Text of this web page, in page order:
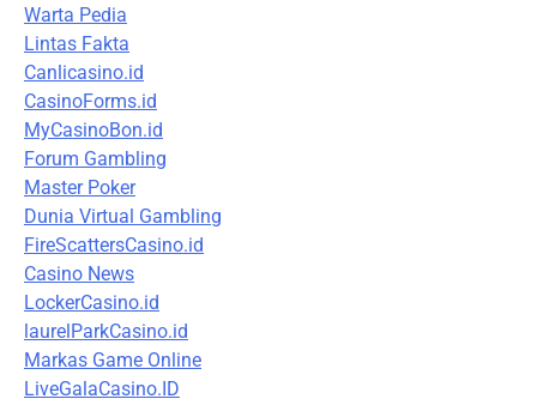
Warta Pedia
Lintas Fakta
Canlicasino.id
CasinoForms.id
MyCasinoBon.id
Forum Gambling
Master Poker
Dunia Virtual Gambling
FireScattersCasino.id
Casino News
LockerCasino.id
laurelParkCasino.id
Markas Game Online
LiveGalaCasino.ID